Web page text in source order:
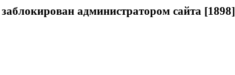
заблокирован администратором сайта [1898]